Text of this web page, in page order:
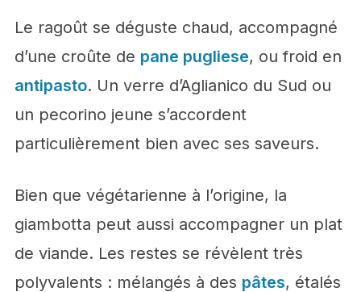
Le ragoût se déguste chaud, accompagné
d’une croûte de pane pugliese, ou froid en
antipasto. Un verre d’Aglianico du Sud ou
un pecorino jeune s’accordent
particulièrement bien avec ses saveurs.
Bien que végétarienne à l’origine, la
giambotta peut aussi accompagner un plat
de viande. Les restes se révèlent très
polyvalents : mélangés à des pâtes, étalés